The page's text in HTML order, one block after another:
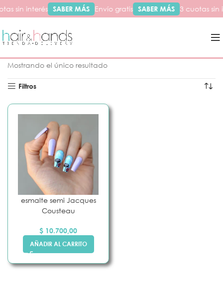
sin interés SABER MÁS Envío gratis SABER MÁS 3 cuotas sin
Mostrando el único resultado
Filtros
esmalte semi Jacques
Cousteau
$ 10.700,00
AÑADIR AL CARRITO